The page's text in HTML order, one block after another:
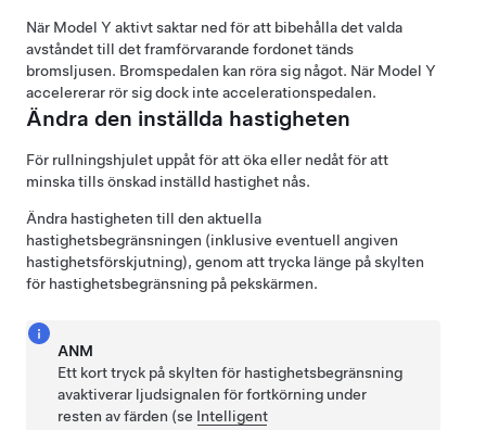
När Model Y aktivt saktar ned för att bibehålla det valda
avståndet till det framförvarande fordonet tänds
bromsljusen. Bromspedalen kan röra sig något. När Model Y
accelererar rör sig dock inte accelerationspedalen.
Ändra den inställda hastigheten
För rullningshjulet uppåt för att öka eller nedåt för att
minska tills önskad inställd hastighet nås.
Ändra hastigheten till den aktuella
hastighetsbegränsningen (inklusive eventuell angiven
hastighetsförskjutning), genom atttrycka länge på skylten
för hastighetsbegränsning på pekskärmen.
ANM
Ett kort tryck på skylten för hastighetsbegränsning
avaktiverar ljudsignalen för fortkörning under
resten av färden (se Intelligent